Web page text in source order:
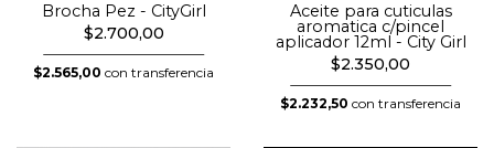
Brocha Pez - CityGirl
$2.700,00
$2.565,00 con transferencia
Aceite para cuticulas
aromatica c/pincel
aplicador 12ml - City Girl
$2.350,00
$2.232,50 con transferencia